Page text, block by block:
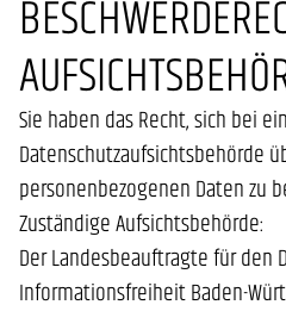
Sie haben das Recht, sich bei
Datenschutzaufsichtsbehörde
personenbezogenen Daten zu
Zuständige Aufsichtsbehörde:
Der Landesbeauftragte für den
Informationsfreiheit Baden-